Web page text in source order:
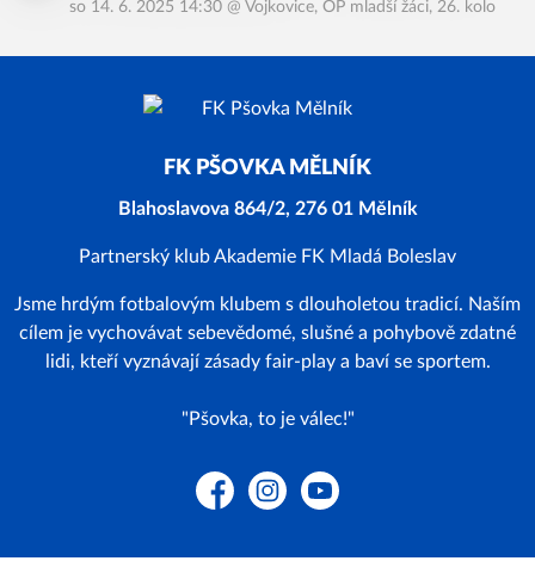
so 14. 6. 2025 14:30 @ Vojkovice, OP mladší žáci, 26. kolo
FK PŠOVKA MĚLNÍK
Blahoslavova 864/2, 276 01 Mělník
Partnerský klub Akademie FK Mladá Boleslav
Jsme hrdým fotbalovým klubem s dlouholetou tradicí. Naším
cílem je vychovávat sebevědomé, slušné a pohybově zdatné
lidi, kteří vyznávají zásady fair-play a baví se sportem.
"Pšovka, to je válec!"
FacebookInstagramYouTube